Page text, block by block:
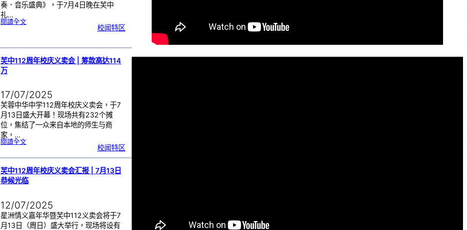
奏．音乐盛典》，于7月4日晚在芙中
礼…
閱讀全文:《
音
乐
典
》
创
大
校闻特区
芙中112周年校庆义卖会 | 筹款高达114
万
17/07/2025
芙蓉中华中学112周年校庆义卖会，于7
月13日盛大开幕！现场共有232个摊
位，集结了一众来自本地的师生与商
家，…
閱讀全文:芙
2
年
校
庆
义
卖
会
|
达
1
1
4
万
校闻特区
芙中112周年校庆义卖会汇报 | 7月13日
恭候光临
12/07/2025
星洲情义嘉年华暨芙中112义卖会将于7
月13日（周日）盛大举行，现场将设有